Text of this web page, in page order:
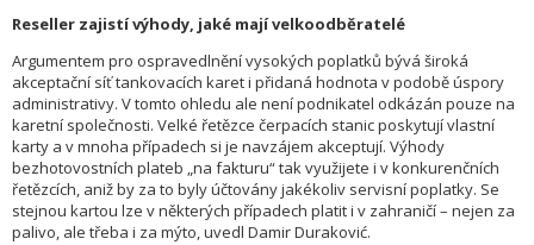
Reseller zajistí výhody, jaké mají velkoodběratelé
Argumentem pro ospravedlnění vysokých poplatků bývá široká
akceptační síť tankovacích karet i přidaná hodnota v podobě úspory
administrativy. V tomto ohledu ale není podnikatel odkázán pouze na
karetní společnosti. Velké řetězce čerpacích stanic poskytují vlastní
karty a v mnoha případech si je navzájem akceptují. Výhody
bezhotovostních plateb „na fakturu“ tak využijete i v konkurenčních
řetězcích, aniž by za to byly účtovány jakékoliv servisní poplatky. Se
stejnou kartou lze v některých případech platit i v zahraničí – nejen za
palivo, ale třeba i za mýto, uvedl Damir Duraković.